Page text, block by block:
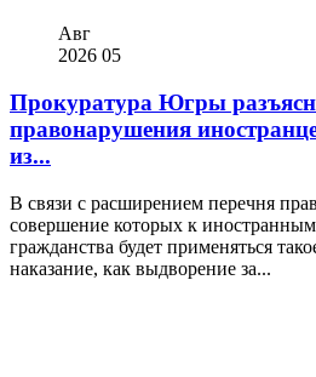
Авг
2026 05
Прокуратура Югры
правонарушения
из...
В связи с расширением перечня
совершение которых к
гражданства будет применяться
наказание, как выдворение за...